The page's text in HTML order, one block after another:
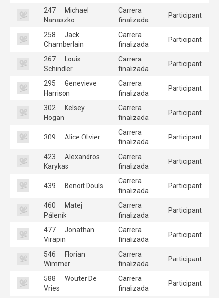
247
Michael
Nanaszko
Carrera
finalizada
Participant
258
Jack
Chamberlain
Carrera
finalizada
Participant
267
Louis
Schindler
Carrera
finalizada
Participant
295
Genevieve
Harrison
Carrera
finalizada
Participant
302
Kelsey
Hogan
Carrera
finalizada
Participant
309 Alice Olivier
Carrera
finalizada
Participant
423
Alexandros
Karykas
Carrera
finalizada
Participant
439 Benoit Douls
Carrera
finalizada
Participant
460
Matej
Páleník
Carrera
finalizada
Participant
477
Jonathan
Virapin
Carrera
finalizada
Participant
546
Florian
Wimmer
Carrera
finalizada
Participant
588
Wouter De
Vries
Carrera
finalizada
Participant